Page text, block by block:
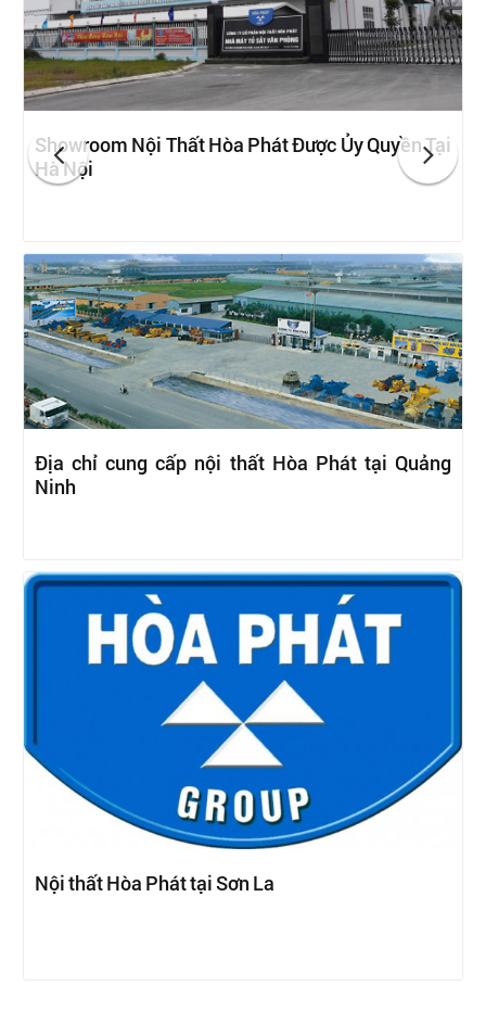
Showroom Nội Thất Hòa Phát Được Ủy Quyền Tại
Hà Nội
Địa chỉ cung cấp nội thất Hòa Phát tại Quảng
Ninh
Nội thất Hòa Phát tại Sơn La